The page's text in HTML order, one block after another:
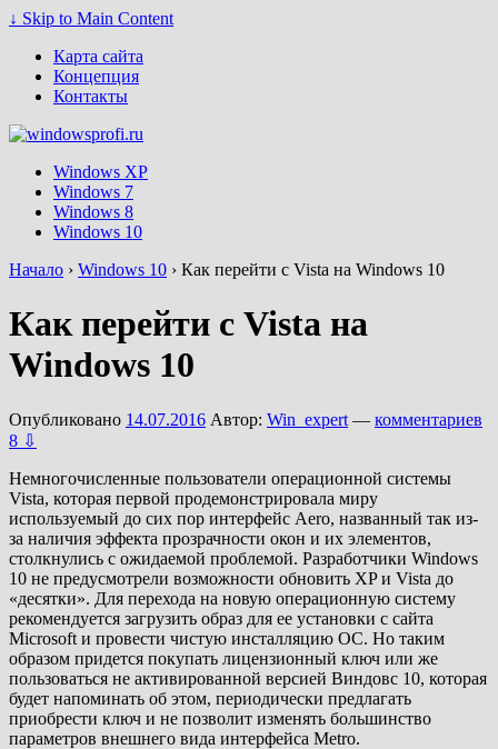
↓ Skip to Main Content
Карта сайта
Концепция
Контакты
Windows XP
Windows 7
Windows 8
Windows 10
Начало › Windows 10 › Как перейти с Vista на Windows 10
Как перейти с Vista на
Windows 10
Опубликовано 14.07.2016 Автор: Win_expert — комментариев
8 ⇩
Немногочисленные пользователи операционной системы
Vista, которая первой продемонстрировала миру
используемый до сих пор интерфейс Aero, названный так из-
за наличия эффекта прозрачности окон и их элементов,
столкнулись с ожидаемой проблемой. Разработчики Windows
10 не предусмотрели возможности обновить XP и Vista до
«десятки». Для перехода на новую операционную систему
рекомендуется загрузить образ для ее установки с сайта
Microsoft и провести чистую инсталляцию ОС. Но таким
образом придется покупать лицензионный ключ или же
пользоваться не активированной версией Виндовс 10, которая
будет напоминать об этом, периодически предлагать
приобрести ключ и не позволит изменять большинство
параметров внешнего вида интерфейса Metro.